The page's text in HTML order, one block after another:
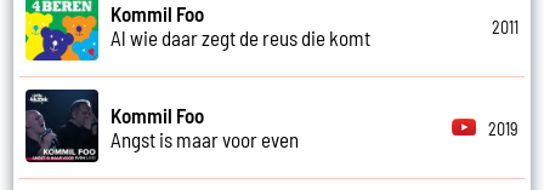
Kommil Foo
Al wie daar zegt de reus die komt
2011
Kommil Foo
Angst is maar voor even
2019